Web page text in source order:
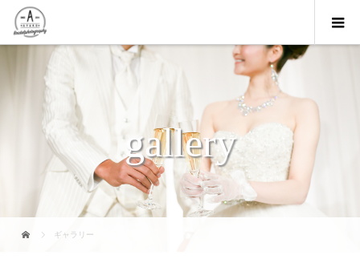
gallery
ギャラリー